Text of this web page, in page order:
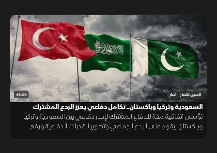
49:00 الشرق للأخبار أخبار
السعودية وتركيا وباكستان.. تكامل دفاعي يعزز الردع المشترك
تؤسس اتفاقية مكة للدفاع المشترك لإطار دفاعي بين السعودية وتركيا
وباكستان، يقوم على الردع الجماعي وتطوير القدرات الدفاعية ورفع